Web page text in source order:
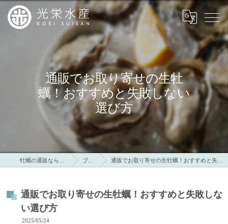
通販でお取り寄せの生牡
蠣！おすすめと失敗しない
選び方
ブログ 通販でお取り寄せの生牡蠣！おすすめと失敗しない選び方
通販でお取り寄せの生牡蠣！おすすめと失敗しな
い選び方
2025/05/24